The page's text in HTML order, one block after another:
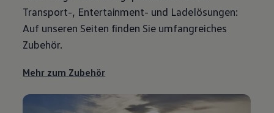
Transport-, Entertainment- und Ladelösungen:
Auf unseren Seiten finden Sie umfangreiches
Zubehör.
Mehr zum Zubehör